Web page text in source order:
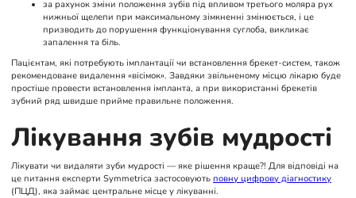
за рахунок зміни положення зубів під впливом третього моляра рух
нижньої щелепи при максимальному зімкненні змінюється, і це
призводить до порушення функціонування суглоба, викликає
запалення та біль.
Пацієнтам, які потребують імплантації чи встановлення брекет-систем, також
рекомендоване видалення «вісімок». Завдяки звільненому місцю лікарю буде
простіше провести встановлення імпланта, а при використанні брекетів
зубний ряд швидше прийме правильне положення.
Лікування зубів мудрості
Лікувати чи видаляти зуби мудрості — яке рішення краще?! Для відповіді на
це питання експерти Symmetrica застосовують повну цифрову діагностику
(ПЦД), яка займає центральне місце у лікуванні.